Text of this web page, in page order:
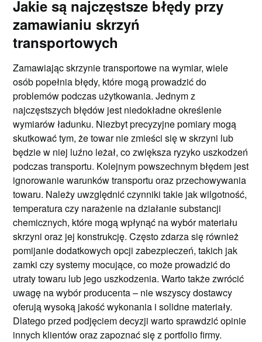
Jakie są najczęstsze błędy przy
zamawianiu skrzyń
transportowych
Zamawiając skrzynie transportowe na wymiar, wiele
osób popełnia błędy, które mogą prowadzić do
problemów podczas użytkowania. Jednym z
najczęstszych błędów jest niedokładne określenie
wymiarów ładunku. Niezbyt precyzyjne pomiary mogą
skutkować tym, że towar nie zmieści się w skrzyni lub
będzie w niej luźno leżał, co zwiększa ryzyko uszkodzeń
podczas transportu. Kolejnym powszechnym błędem jest
ignorowanie warunków transportu oraz przechowywania
towaru. Należy uwzględnić czynniki takie jak wilgotność,
temperatura czy narażenie na działanie substancji
chemicznych, które mogą wpłynąć na wybór materiału
skrzyni oraz jej konstrukcję. Często zdarza się również
pomijanie dodatkowych opcji zabezpieczeń, takich jak
zamki czy systemy mocujące, co może prowadzić do
utraty towaru lub jego uszkodzenia. Warto także zwrócić
uwagę na wybór producenta – nie wszyscy dostawcy
oferują wysoką jakość wykonania i solidne materiały.
Dlatego przed podjęciem decyzji warto sprawdzić opinie
innych klientów oraz zapoznać się z portfolio firmy.